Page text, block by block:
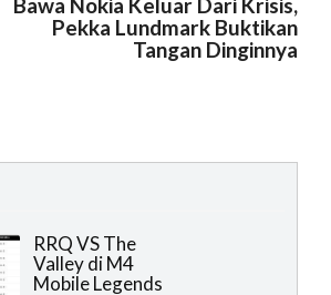
Bawa Nokia Keluar Dari Krisis,
Pekka Lundmark Buktikan
Tangan Dinginnya
RRQ VS The
Valley di M4
Mobile Legends